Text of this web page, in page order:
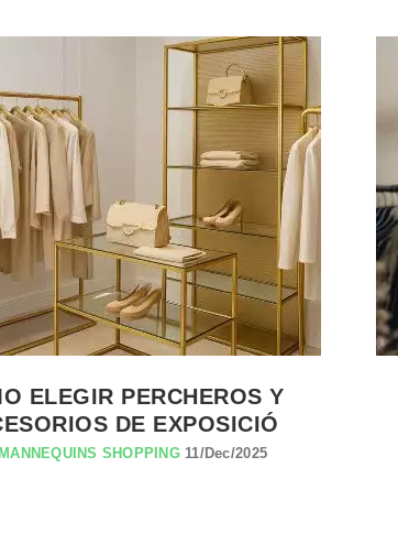
EL PRODUCTO SISTEMAS DE SEGURIDAD
ELEGIR PERCHEROS Y
DE EXPOSICIÓ
MANNEQUINS SHOPPING11/Dec/2025